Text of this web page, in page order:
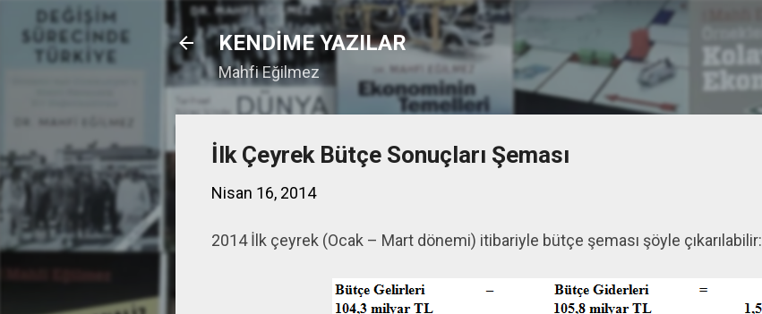
Ana içeriğe atla
KENDİME YAZILAR
Mahfi Eğilmez
İlk Çeyrek Bütçe Sonuçları Şeması
Nisan 16, 2014
2014 İlk çeyrek (Ocak – Mart dönemi) itibariyle bütçe şeması şöyle çıkarılabilir: